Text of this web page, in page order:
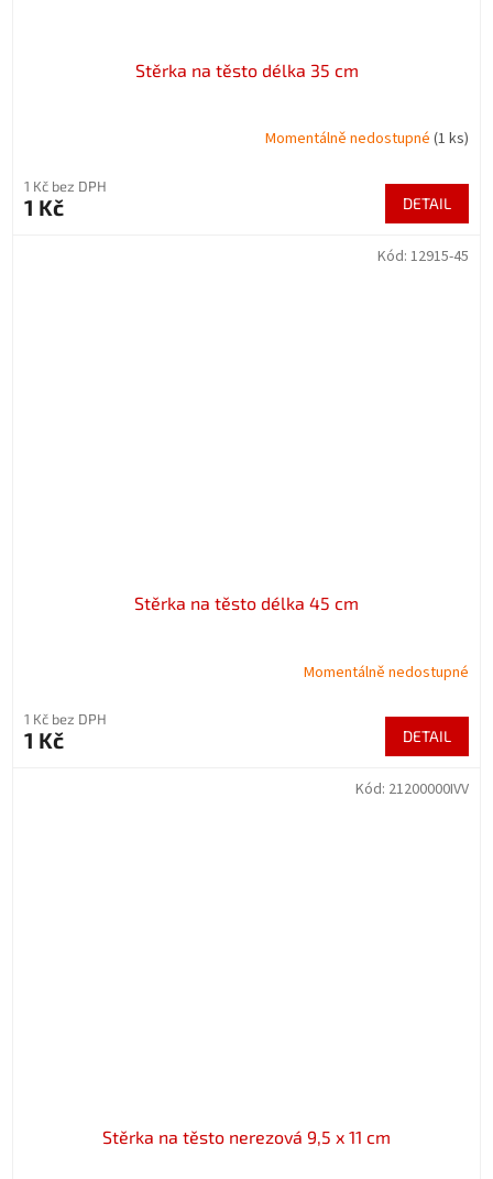
Stěrka na těsto délka 35 cm
Momentálně nedostupné (1 ks)
1 Kč bez DPH
1 Kč DETAIL
Stěrka na těsto délka 45 cm
Momentálně nedostupné
1 Kč bez DPH
1 Kč DETAIL
Kód: 12915-45
Stěrka na těsto nerezová 9,5 x 11 cm
Kód: 21200000IVV